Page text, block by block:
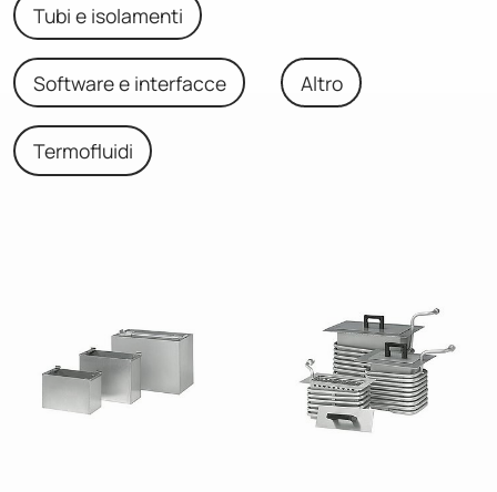
Tubi e isolamenti
Software e interfacce Altro
Termofluidi